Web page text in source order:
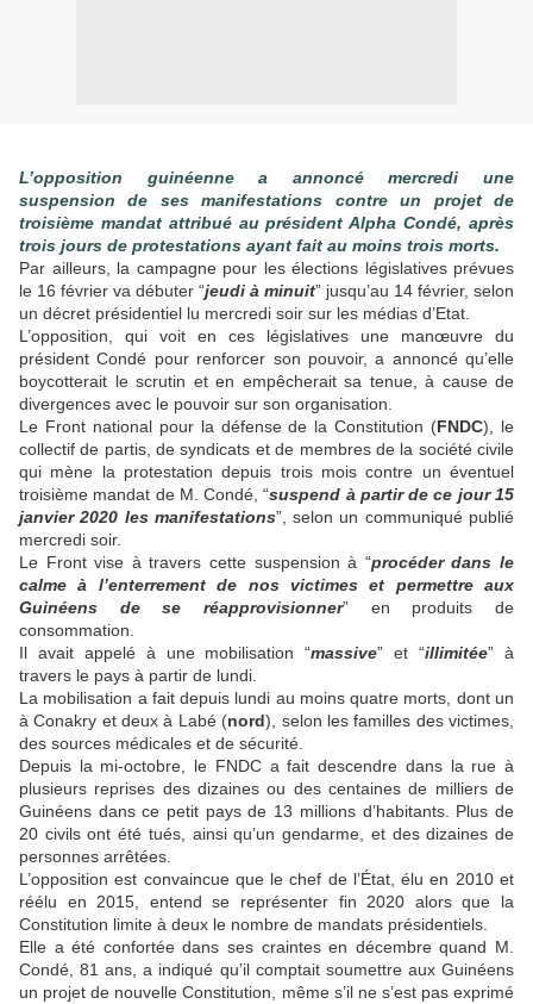
L’opposition guinéenne a annoncé mercredi une
suspension de ses manifestations contre un projet de
troisième mandat attribué au président Alpha Condé, après
trois jours de protestations ayant fait au moins trois morts.
Par ailleurs, la campagne pour les élections législatives prévues
le 16 février va débuter “jeudi à minuit” jusqu’au 14 février, selon
un décret présidentiel lu mercredi soir sur les médias d’Etat.
L’opposition, qui voit en ces législatives une manœuvre du
président Condé pour renforcer son pouvoir, a annoncé qu’elle
boycotterait le scrutin et en empêcherait sa tenue, à cause de
divergences avec le pouvoir sur son organisation.
Le Front national pour la défense de la Constitution (FNDC), le
collectif de partis, de syndicats et de membres de la société civile
qui mène la protestation depuis trois mois contre un éventuel
troisième mandat de M. Condé, “suspend à partir de ce jour 15
janvier 2020 les manifestations”, selon un communiqué publié
mercredi soir.
Le Front vise à travers cette suspension à “procéder dans le
calme à l’enterrement de nos victimes et permettre aux
Guinéens de se réapprovisionner” en produits de
consommation.
Il avait appelé à une mobilisation “massive” et “illimitée” à
travers le pays à partir de lundi.
La mobilisation a fait depuis lundi au moins quatre morts, dont un
à Conakry et deux à Labé (nord), selon les familles des victimes,
des sources médicales et de sécurité.
Depuis la mi-octobre, le FNDC a fait descendre dans la rue à
plusieurs reprises des dizaines ou des centaines de milliers de
Guinéens dans ce petit pays de 13 millions d’habitants. Plus de
20 civils ont été tués, ainsi qu’un gendarme, et des dizaines de
personnes arrêtées.
L’opposition est convaincue que le chef de l’État, élu en 2010 et
réélu en 2015, entend se représenter fin 2020 alors que la
Constitution limite à deux le nombre de mandats présidentiels.
Elle a été confortée dans ses craintes en décembre quand M.
Condé, 81 ans, a indiqué qu’il comptait soumettre aux Guinéens
un projet de nouvelle Constitution, même s’il ne s’est pas exprimé